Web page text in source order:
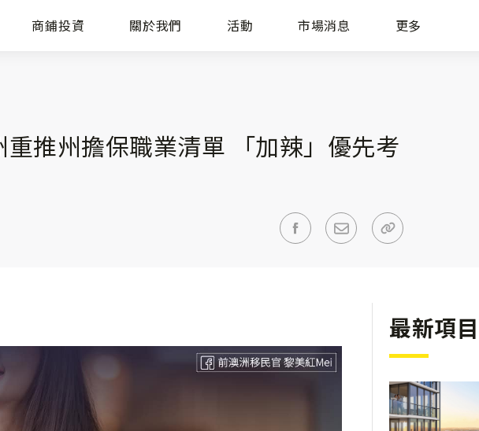
商鋪投資 關於我們 活動 市場消息 更多
重推州擔保職業清單 「加辣」優先考
最新項目